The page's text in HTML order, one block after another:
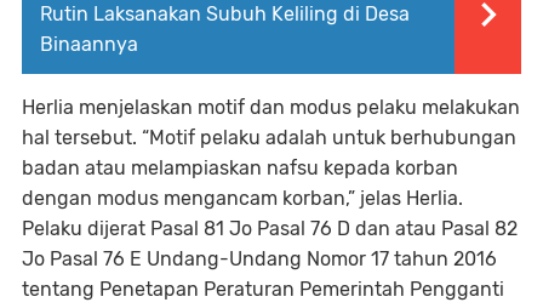
Rutin Laksanakan Subuh Keliling di Desa
Binaannya
Herlia menjelaskan motif dan modus pelaku melakukan
hal tersebut. “Motif pelaku adalah untuk berhubungan
badan atau melampiaskan nafsu kepada korban
dengan modus mengancam korban,” jelas Herlia.
Pelaku dijerat Pasal 81 Jo Pasal 76 D dan atau Pasal 82
Jo Pasal 76 E Undang-Undang Nomor 17 tahun 2016
tentang Penetapan Peraturan Pemerintah Pengganti